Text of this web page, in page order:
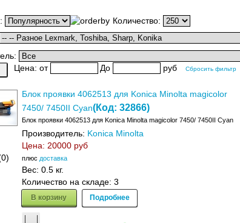
Количество:
Цена: от До руб Сбросить фильтр
Блок проявки 4062513 для Konica Minolta magicolor
7450/ 7450II Cyan(Код: 32866)
Блок проявки 4062513 для Konica Minolta magicolor 7450/ 7450II Cyan
Производитель: Konica Minolta
Цена: 20000 руб
плюс доставка
Вес: 0.5 кг.
Количество на складе: 3
В корзину Подробнее